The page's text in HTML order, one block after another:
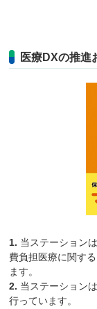
医療DXの推進
1. 当ステーション
費負担医療に関す
ます。
2. 当ステーション
行っています。